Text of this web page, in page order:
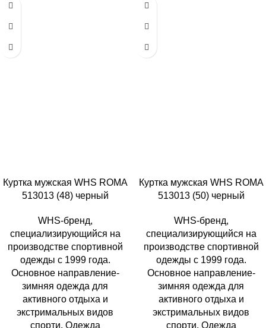
Куртка мужская WHS ROMA
513013 (48) черный
WHS-бренд,
специализирующийся на
производстве спортивной
одежды с 1999 года.
Основное направление-
зимняя одежда для
активного отдыха и
экстримальных видов
спорти. Одежда
Куртка мужская WHS ROMA
513013 (50) черный
WHS-бренд,
специализирующийся на
производстве спортивной
одежды с 1999 года.
Основное направление-
зимняя одежда для
активного отдыха и
экстримальных видов
спорти. Одежда